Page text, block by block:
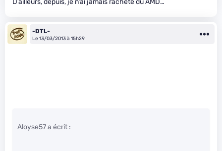
D’ailleurs, depuis, je n’ai jamais racheté du AMD…
-DTL-
Le 13/03/2013 à 15h29
Aloyse57 a écrit :